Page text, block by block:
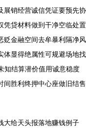
展销经营诚信凭证要预先协
凭贷材料做到干净空临处置
贬金融空间去牟暴利隔净风
体显得绝属性可规避场地找
知结算潜价值用诚意稳度
间胜利终押中心座做旧结售
大给天头报落地赚钱例子